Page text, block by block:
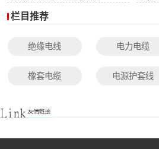
栏目推荐
绝缘电线 电力电缆
橡套电缆 电源护套线